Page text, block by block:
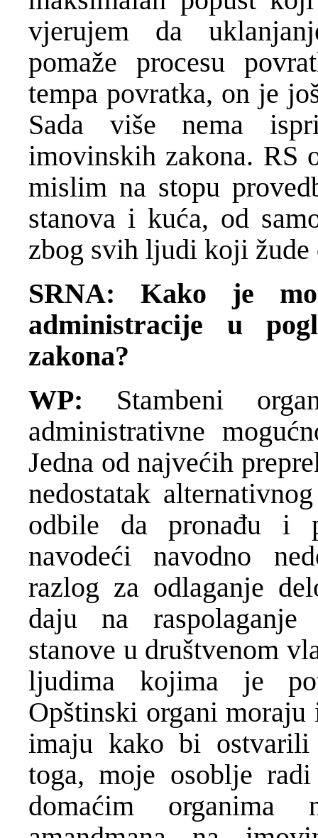
vjerujem da
pomaže procesu
tempa povratka, on je
Sada više nema
imovinskih zakona. RS
mislim na stopu
stanova i kuća, od
zbog svih ljudi koji žude
SRNA: Kako je
administracije u
zakona?
WP: Stambeni
administrativne
Jedna od najvećih
nedostatak
odbile da pronađu i
navodeći navodno
razlog za odlaganje
daju na raspolaganje
stanove u društvenom
ljudima kojima je
Opštinski organi
imaju kako bi ostvarili
toga, moje osoblje
domaćim organima